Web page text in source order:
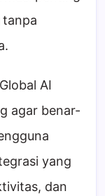
tanpa
AI
agar benar-
yang
dan